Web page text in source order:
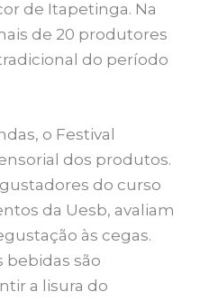
de Itapetinga. Na
de 20 produtores
do período
o Festival
dos produtos.
do curso
da Uesb, avaliam
às cegas.
bebidas são
a lisura do